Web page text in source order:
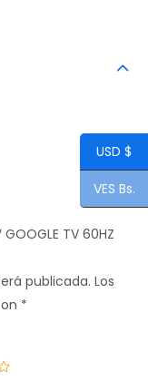
TV 60HZ
publicada. Los
*
USD $
VES Bs.